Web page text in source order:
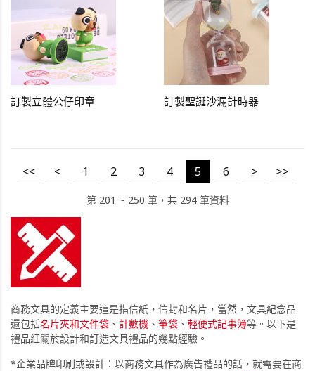
訂製立體公仔印章 訂製聖誕沙漏計時器
<< < 1 2 3 4 5 6 > >>
第 201 ~ 250 筆，共 294 筆資料
商務文具的定義主要這是指信紙，信封和名片，當然，文具紀念品
還包括名片夾和文件袋 、 計數機 、 筆袋 、 輕便式記事簿等。以下是
禮品紅關於設計和訂造文具禮品的幾點經驗。
*企業品牌印刷或設計：以商務文具作為廣告禮品的話，就需要在商